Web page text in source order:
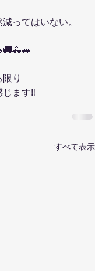
ってはいない。
り
ます‼️
すべて表示